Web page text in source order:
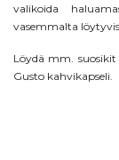
valikoida
vasemmalta
Löydä mm. suosikit
Gusto kahvikapseli.